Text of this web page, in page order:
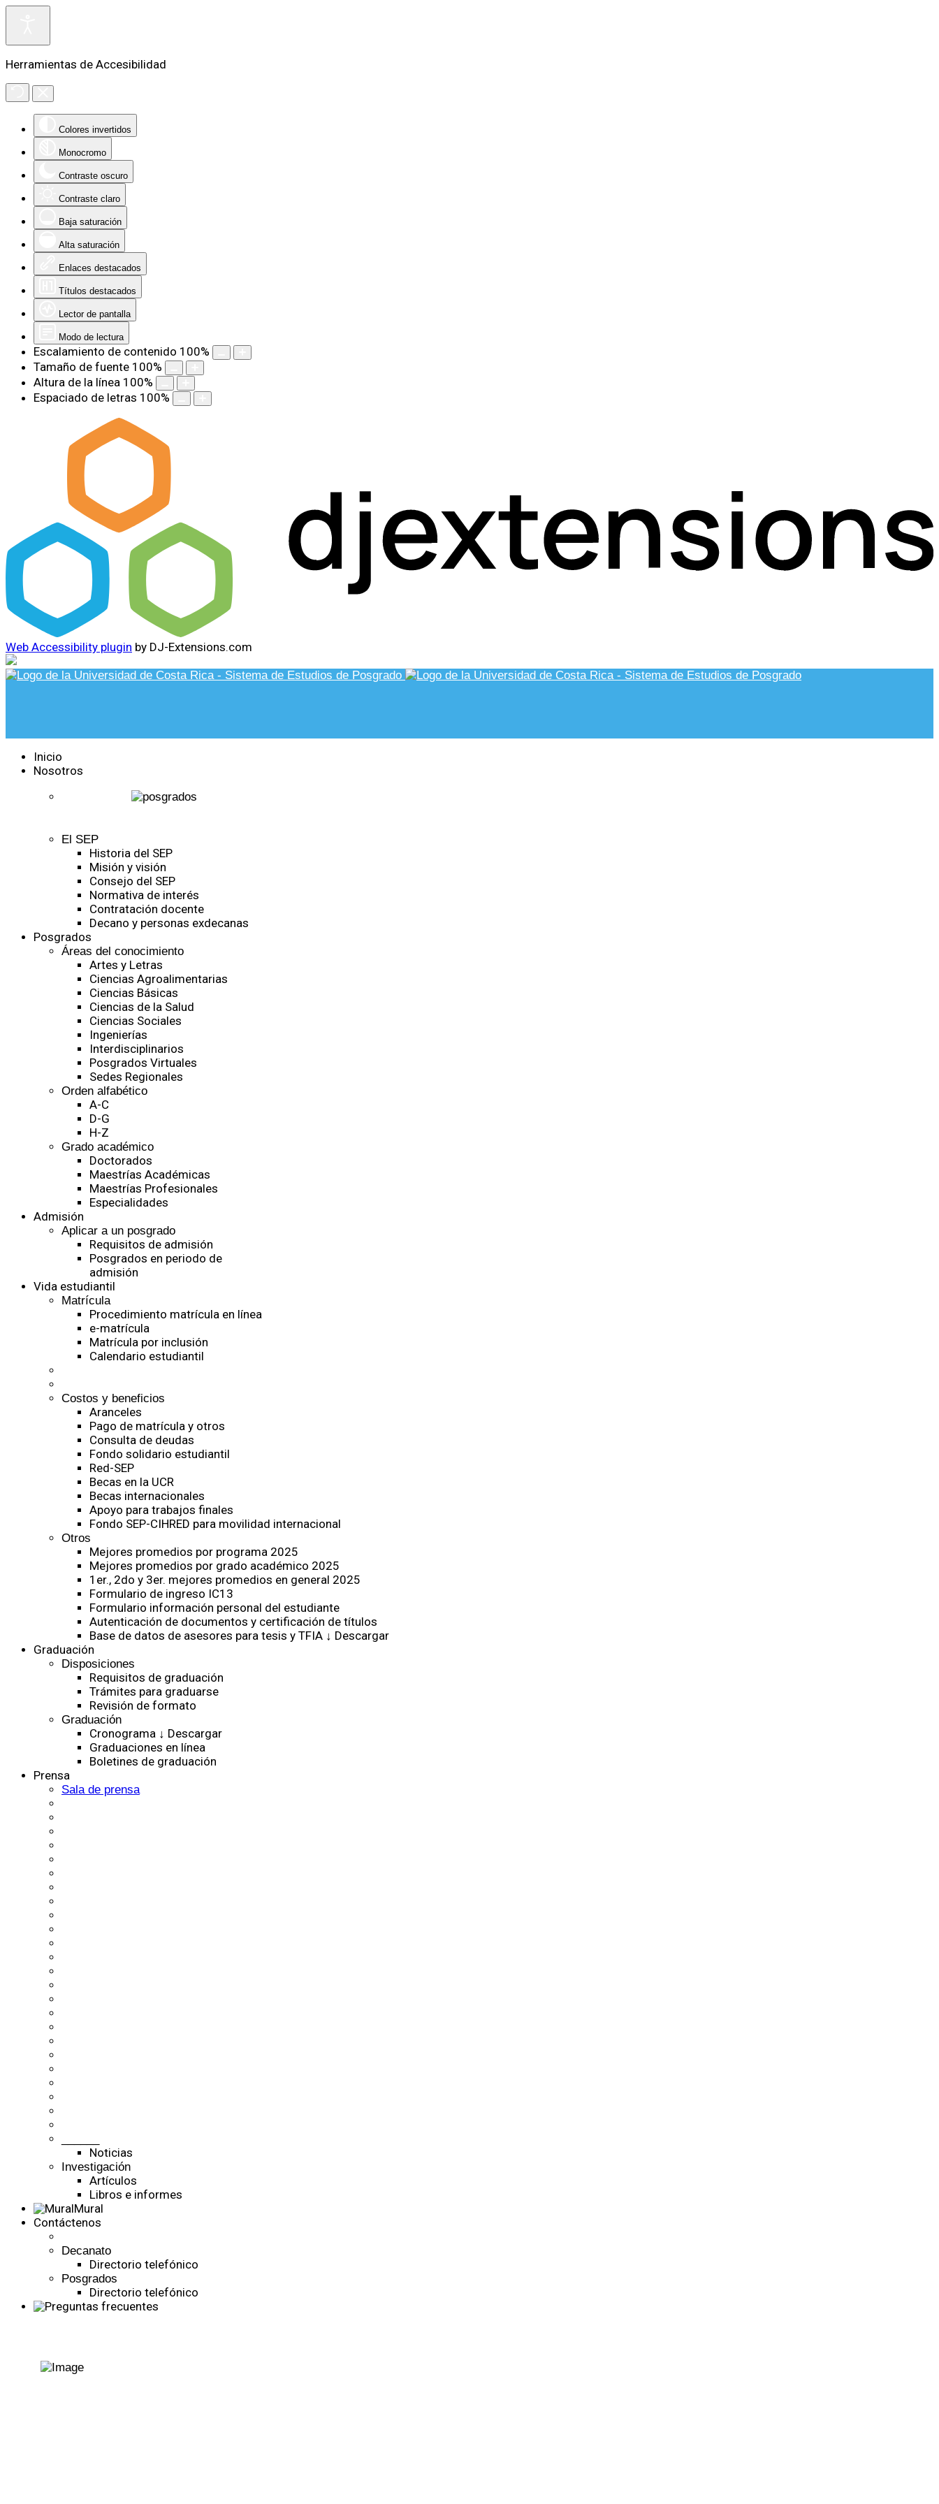
Herramientas de Accesibilidad
Colores invertidos
Monocromo
Contraste oscuro
Contraste claro
Baja saturación
Alta saturación
Enlaces destacados
Títulos destacados
Lector de pantalla
Modo de lectura
Escalamiento de contenido 100%
Tamaño de fuente 100%
Altura de la línea 100%
Espaciado de letras 100%
Web Accessibility plugin by DJ-Extensions.com
Inicio
Nosotros
El SEP
Historia del SEP
Misión y visión
Consejo del SEP
Normativa de interés
Contratación docente
Decano y personas exdecanas
Posgrados
Áreas del conocimiento
Artes y Letras
Ciencias Agroalimentarias
Ciencias Básicas
Ciencias de la Salud
Ciencias Sociales
Ingenierías
Interdisciplinarios
Posgrados Virtuales
Sedes Regionales
Orden alfabético
A-C
D-G
H-Z
Grado académico
Doctorados
Maestrías Académicas
Maestrías Profesionales
Especialidades
Admisión
Aplicar a un posgrado
Requisitos de admisión
Posgrados en periodo de
admisión
Vida estudiantil
Matrícula
Procedimiento matrícula en línea
e-matrícula
Matrícula por inclusión
Calendario estudiantil
Costos y beneficios
Aranceles
Pago de matrícula y otros
Consulta de deudas
Fondo solidario estudiantil
Red-SEP
Becas en la UCR
Becas internacionales
Apoyo para trabajos finales
Fondo SEP-CIHRED para movilidad internacional
Otros
Mejores promedios por programa 2025
Mejores promedios por grado académico 2025
1er., 2do y 3er. mejores promedios en general 2025
Formulario de ingreso IC13
Formulario información personal del estudiante
Autenticación de documentos y certificación de títulos
Base de datos de asesores para tesis y TFIA ↓ Descargar
Graduación
Disposiciones
Requisitos de graduación
Trámites para graduarse
Revisión de formato
Graduación
Cronograma ↓ Descargar
Graduaciones en línea
Boletines de graduación
Prensa
Sala de prensa
Noticias
Investigación
Artículos
Libros e informes
Mural
Contáctenos
Decanato
Directorio telefónico
Posgrados
Directorio telefónico